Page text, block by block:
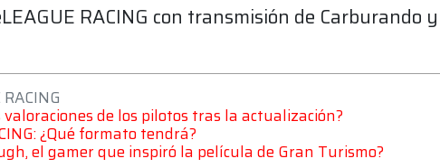
RACING con transmisión de Carburando y
valoraciones de los pilotos tras la actualización?
¿Qué formato tendrá?
el gamer que inspiró la película de Gran Turismo?